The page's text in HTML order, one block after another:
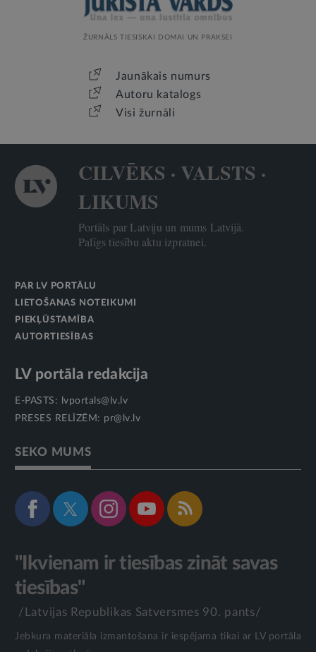
ŽURNĀLS TIESISKAI DOMAI UN PRAKSEI
Jaunākais numurs
Autoru katalogs
Visi žurnāli
CILVĒKS · VALSTS ·
LIKUMS
Portāls par Latviju un mums Latvijā.
Palīgs tiesību aktu izpratnei.
PAR LV PORTĀLU
LIETOŠANAS NOTEIKUMI
PIEKĻŪSTAMĪBA
AUTORTIESĪBAS
LV portāla redakcija
E-PASTS:
lvportals@lv.lv
PRESES RELĪZĒM: pr@lv.lv
SEKO MUMS
"Ikvienam ir tiesības zināt savas
tiesības"
/Latvijas Republikas Satversmes 90. pants/
Jebkura materiāla izmantošana ir iespējama tikai ar LV portāla